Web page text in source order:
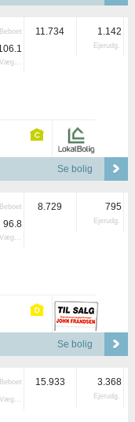
Beboet
Vægtet
11.734 1.142
Ejerudg.
Se bolig
Beboet
96.8
Vægtet
8.729 795
Ejerudg.
Se bolig
Beboet
Vægtet
15.933 3.368
Ejerudg.